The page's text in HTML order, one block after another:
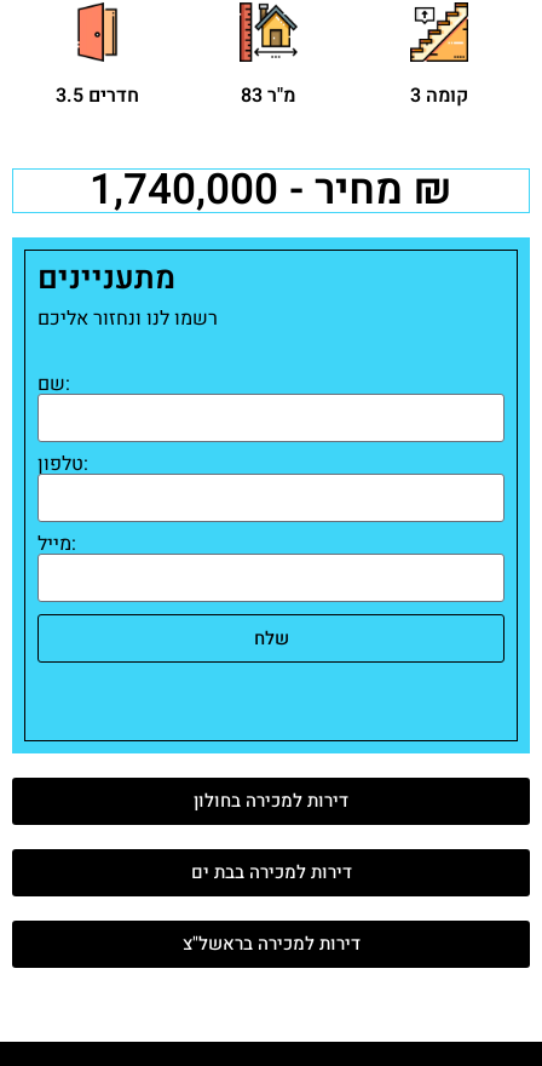
3.5 חדרים 83 מ"ר קומה 3
מחיר - 1,740,000 ₪
מתעניינים
רשמו לנו ונחזור אליכם
שם:
טלפון:
מייל:
שלח
דירות למכירה בחולון
דירות למכירה בבת ים
דירות למכירה בראשל"צ